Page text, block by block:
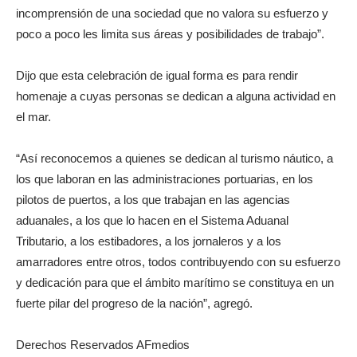
incomprensión de una sociedad que no valora su esfuerzo y
poco a poco les limita sus áreas y posibilidades de trabajo”.
Dijo que esta celebración de igual forma es para rendir
homenaje a cuyas personas se dedican a alguna actividad en
el mar.
“Así reconocemos a quienes se dedican al turismo náutico, a
los que laboran en las administraciones portuarias, en los
pilotos de puertos, a los que trabajan en las agencias
aduanales, a los que lo hacen en el Sistema Aduanal
Tributario, a los estibadores, a los jornaleros y a los
amarradores entre otros, todos contribuyendo con su esfuerzo
y dedicación para que el ámbito marítimo se constituya en un
fuerte pilar del progreso de la nación”, agregó.
Derechos Reservados AFmedios